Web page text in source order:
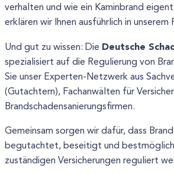
verhalten und wie ein Kaminbrand
erklären wir Ihnen ausführlich in unserem
Und gut zu wissen: Die Deutsche
spezialisiert auf die Regulierung von
Sie unser Experten-Netzwerk aus
(Gutachtern), Fachanwälten für
Brandschadensanierungsfirmen.
Gemeinsam sorgen wir dafür, dass
begutachtet, beseitigt und
zuständigen Versicherungen reguliert